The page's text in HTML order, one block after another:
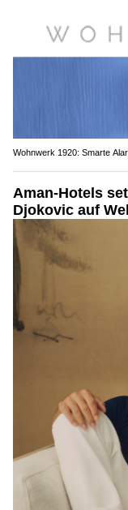
Wohnwerk 1920: Smarte
Aman-Hotels
Djokovic auf